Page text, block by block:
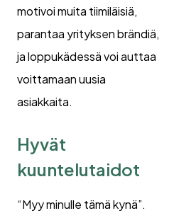
motivoi muita tiimiläisiä,
parantaa yrityksen brändiä,
ja loppukädessä voi auttaa
voittamaan uusia
asiakkaita.
Hyvät
kuuntelutaidot
“Myy minulle tämä kynä”.